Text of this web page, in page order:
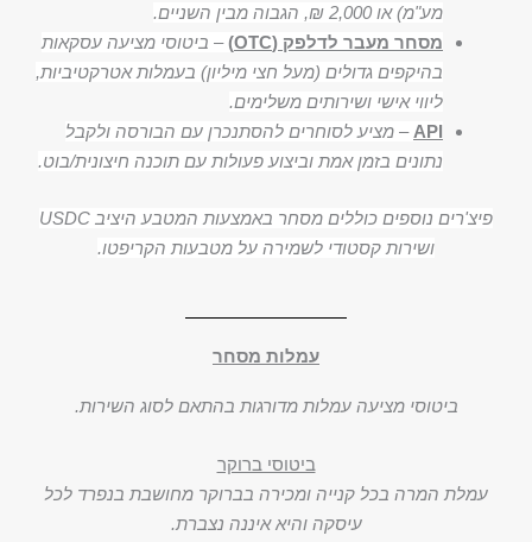
מע"מ) או 2,000 ₪, הגבוה מבין השניים.
מסחר מעבר לדלפק (OTC)
– ביטוסי מציעה עסקאות
בהיקפים גדולים (מעל חצי מיליון) בעמלות אטרקטיביות,
ליווי אישי ושירותים משלימים.
API
– מציע לסוחרים להסתנכרן עם הבורסה ולקבל
נתונים בזמן אמת וביצוע פעולות עם תוכנה חיצונית/בוט.
פיצ'רים נוספים כוללים מסחר באמצעות המטבע היציב USDC
ושירות קסטודי לשמירה על מטבעות הקריפטו.
עמלות מסחר
ביטוסי מציעה עמלות מדורגות בהתאם לסוג השירות.
ביטוסי ברוקר
עמלת המרה בכל קנייה ומכירה בברוקר מחושבת בנפרד לכל
עיסקה והיא איננה נצברת.